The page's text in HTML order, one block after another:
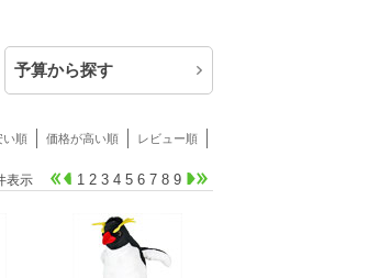
予算から探す
い順 価格が高い順 レビュー順
表示 1 2 3 4 5 6 7 8 9